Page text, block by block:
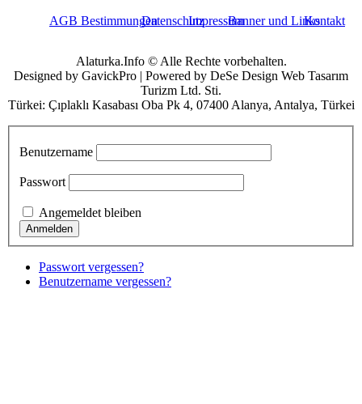
AGB BestimmungenDatenschutzImpressumBanner und LinksKontakt
Alaturka.Info © Alle Rechte vorbehalten.
Designed by GavickPro | Powered by DeSe Design Web Tasarım
Turizm Ltd. Sti.
Türkei: Çıplaklı Kasabası Oba Pk 4, 07400 Alanya, Antalya, Türkei
Benutzername
Passwort
Angemeldet bleiben
Passwort vergessen?
Benutzername vergessen?